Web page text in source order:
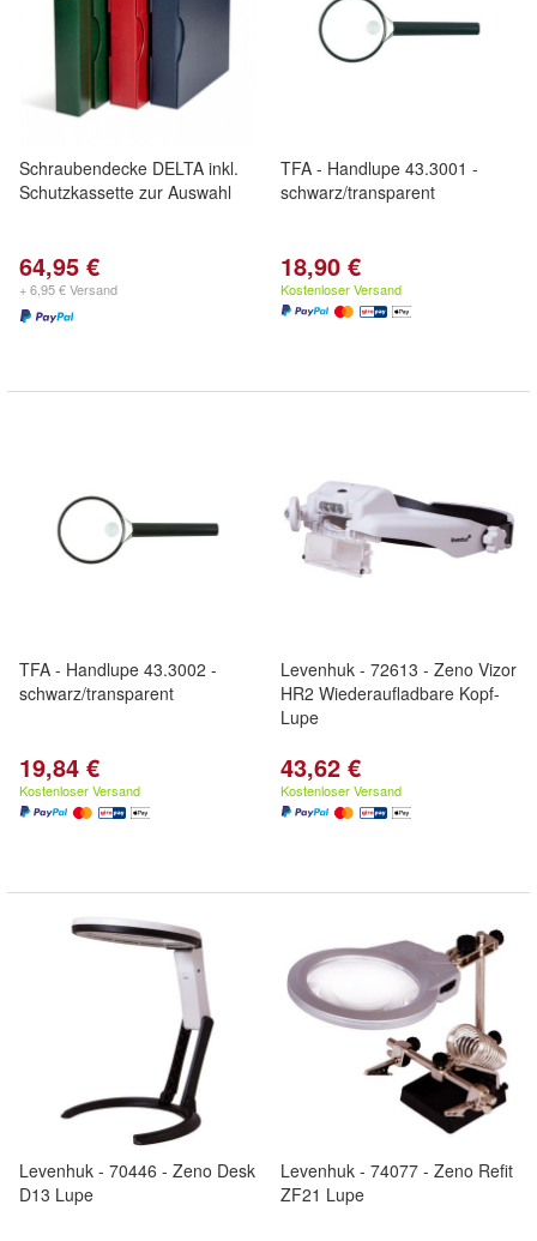
Schraubendecke DELTA inkl.
Schutzkassette zur Auswahl
64,95 €
+ 6,95 € Versand
TFA - Handlupe 43.3001 -
schwarz/transparent
18,90 €
Kostenloser Versand
TFA - Handlupe 43.3002 -
schwarz/transparent
19,84 €
Kostenloser Versand
Levenhuk - 72613 - Zeno Vizor
HR2 Wiederaufladbare Kopf-
Lupe
43,62 €
Kostenloser Versand
Levenhuk - 70446 - Zeno Desk
D13 Lupe
Levenhuk - 74077 - Zeno Refit
ZF21 Lupe